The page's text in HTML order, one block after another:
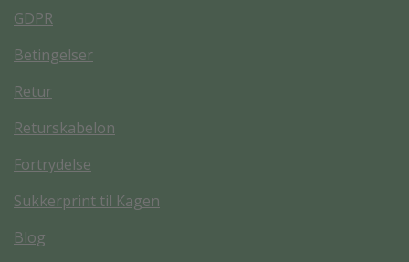
GDPR
Betingelser
Retur
Returskabelon
Fortrydelse
Sukkerprint til Kagen
Blog